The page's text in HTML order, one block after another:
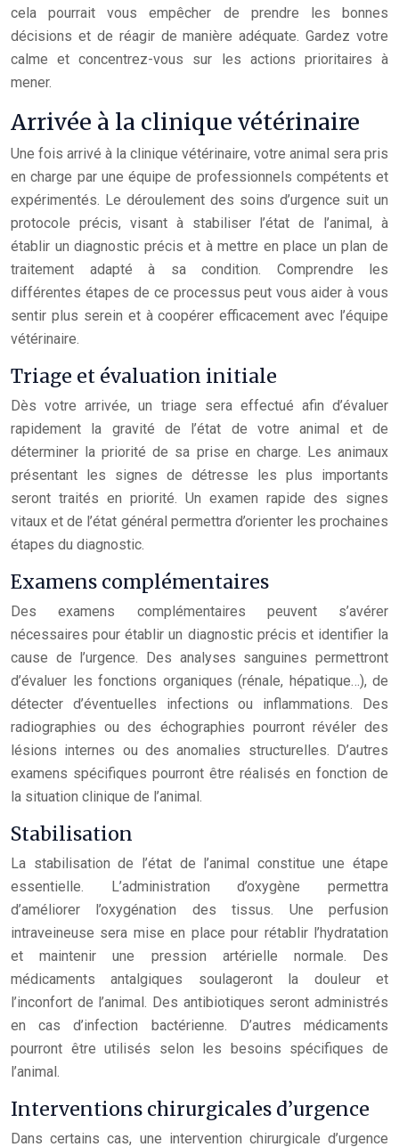
cela pourrait vous empêcher de prendre les bonnes
décisions et de réagir de manière adéquate. Gardez votre
calme et concentrez-vous sur les actions prioritaires à
mener.
Arrivée à la clinique vétérinaire
Une fois arrivé à la clinique vétérinaire, votre animal sera pris
en charge par une équipe de professionnels compétents et
expérimentés. Le déroulement des soins d’urgence suit un
protocole précis, visant à stabiliser l’état de l’animal, à
établir un diagnostic précis et à mettre en place un plan de
traitement adapté à sa condition. Comprendre les
différentes étapes de ce processus peut vous aider à vous
sentir plus serein et à coopérer efficacement avec l’équipe
vétérinaire.
Triage et évaluation initiale
Dès votre arrivée, un triage sera effectué afin d’évaluer
rapidement la gravité de l’état de votre animal et de
déterminer la priorité de sa prise en charge. Les animaux
présentant les signes de détresse les plus importants
seront traités en priorité. Un examen rapide des signes
vitaux et de l’état général permettra d’orienter les prochaines
étapes du diagnostic.
Examens complémentaires
Des examens complémentaires peuvent s’avérer
nécessaires pour établir un diagnostic précis et identifier la
cause de l’urgence. Des analyses sanguines permettront
d’évaluer les fonctions organiques (rénale, hépatique…), de
détecter d’éventuelles infections ou inflammations. Des
radiographies ou des échographies pourront révéler des
lésions internes ou des anomalies structurelles. D’autres
examens spécifiques pourront être réalisés en fonction de
la situation clinique de l’animal.
Stabilisation
La stabilisation de l’état de l’animal constitue une étape
essentielle. L’administration d’oxygène permettra
d’améliorer l’oxygénation des tissus. Une perfusion
intraveineuse sera mise en place pour rétablir l’hydratation
et maintenir une pression artérielle normale. Des
médicaments antalgiques soulageront la douleur et
l’inconfort de l’animal. Des antibiotiques seront administrés
en cas d’infection bactérienne. D’autres médicaments
pourront être utilisés selon les besoins spécifiques de
l’animal.
Interventions chirurgicales d’urgence
Dans certains cas, une intervention chirurgicale d’urgence